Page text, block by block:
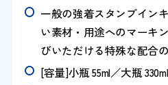
一般の強着スタンプイン
い素材・用途へのマーキ
びいただける特殊な配合
[容量]小瓶 55ml／大瓶 330ml